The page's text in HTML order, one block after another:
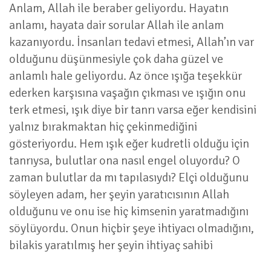
Anlam, Allah ile beraber geliyordu. Hayatın
anlamı, hayata dair sorular Allah ile anlam
kazanıyordu. İnsanları tedavi etmesi, Allah’ın var
olduğunu düşünmesiyle çok daha güzel ve
anlamlı hale geliyordu. Az önce ışığa teşekkür
ederken karşısına vaşağın çıkması ve ışığın onu
terk etmesi, ışık diye bir tanrı varsa eğer kendisini
yalnız bırakmaktan hiç çekinmediğini
gösteriyordu. Hem ışık eğer kudretli olduğu için
tanrıysa, bulutlar ona nasıl engel oluyordu? O
zaman bulutlar da mı tapılasıydı? Elçi olduğunu
söyleyen adam, her şeyin yaratıcısının Allah
olduğunu ve onu ise hiç kimsenin yaratmadığını
söylüyordu. Onun hiçbir şeye ihtiyacı olmadığını,
bilakis yaratılmış her şeyin ihtiyaç sahibi